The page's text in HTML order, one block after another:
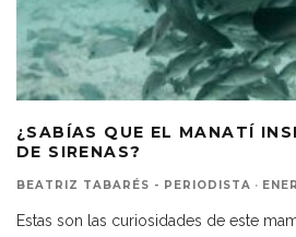
¿SABÍAS QUE EL MANATÍ
DE SIRENAS?
BEATRIZ TABARÉS - PERIODISTA ·
Estas son las curiosidades de este